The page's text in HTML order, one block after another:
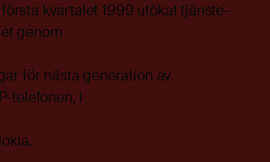
kvartalet 1999 utökat tjänste-
genom
för nästa generation av
telefonen, i